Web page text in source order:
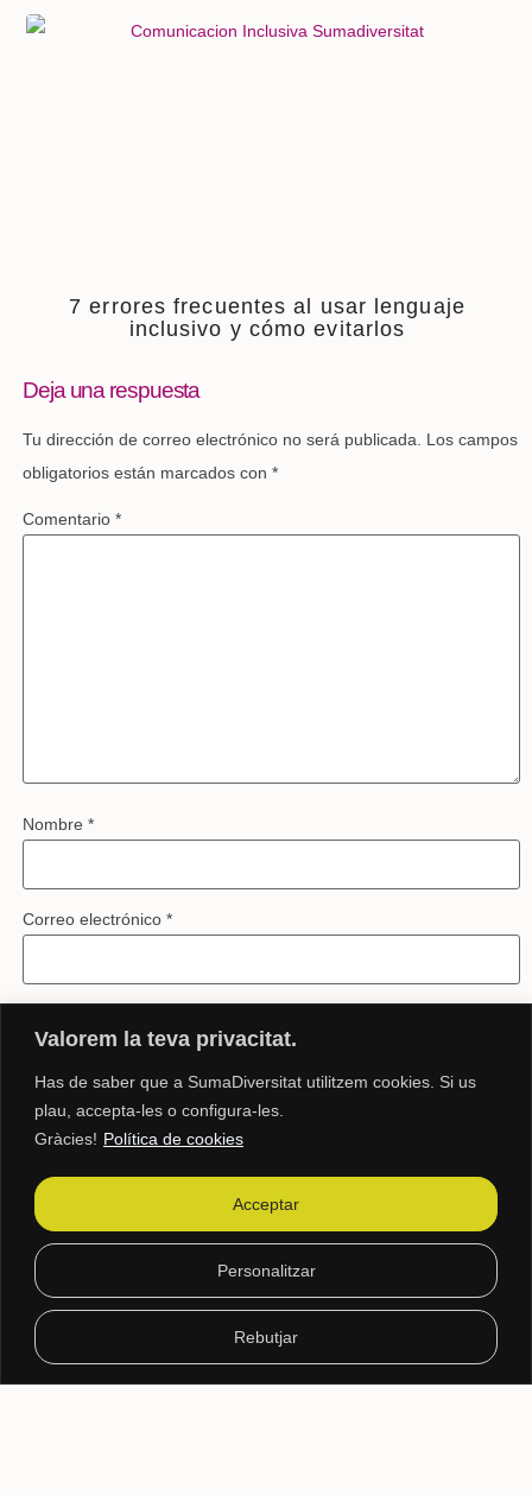
Valorem la teva privacitat.
Has de saber que a SumaDiversitat utilitzem cookies. Si us
plau, accepta-les o configura-les.
Gràcies! Política de cookies
Personalitzar
Rebutjar
Acceptar
7 errores frecuentes al usar lenguaje
inclusivo y cómo evitarlos
Deja una respuesta
Tu dirección de correo electrónico no será publicada.
Los campos
obligatorios están marcados con *
Comentario *
Nombre *
Correo electrónico *
Guarda mi nombre, correo electrónico y web en este navegador
para la próxima vez que comente.
www.sumadiversitat.com
sumadiversitat@sumadiversitat.com